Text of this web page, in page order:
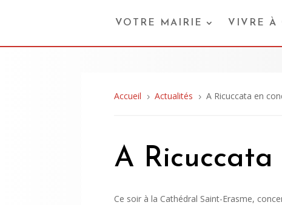
VOTRE MAIRIE VIVRE À
Accueil 5 Actualités 5 A Ricuccata en
A Ricuccata
Ce soir à la Cathédral Saint-Erasme,